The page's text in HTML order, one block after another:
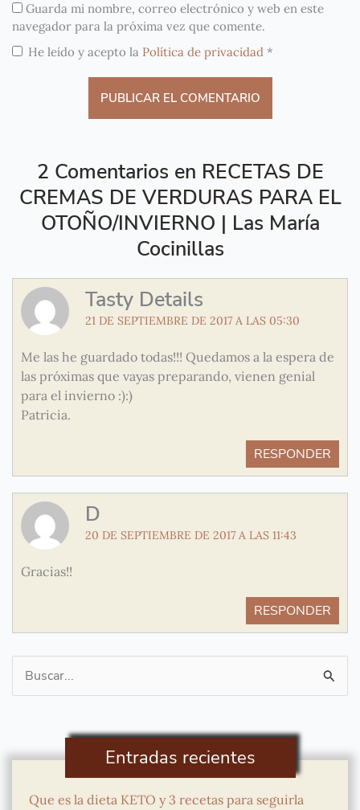
Guarda mi nombre, correo electrónico y web en este
navegador para la próxima vez que comente.
He leído y acepto la Política de privacidad *
2 Comentarios en RECETAS DE
CREMAS DE VERDURAS PARA EL
OTOÑO/INVIERNO | Las María
Cocinillas
Tasty Details
21 DE SEPTIEMBRE DE 2017 A LAS 05:30
Me las he guardado todas!!! Quedamos a la espera de
las próximas que vayas preparando, vienen genial
para el invierno :):)
Patricia.
RESPONDER
D
20 DE SEPTIEMBRE DE 2017 A LAS 11:43
Gracias!!
RESPONDER
Buscar
por:
Entradas recientes
Que es la dieta KETO y 3 recetas para seguirla